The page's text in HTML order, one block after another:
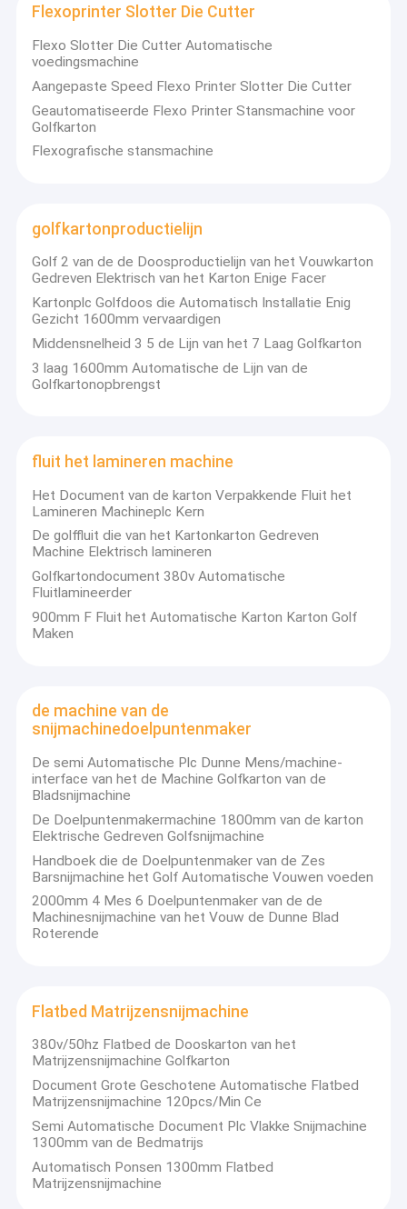
Producten
Ongeveer ons
Fabrieksreis
Kwaliteitscontrole
Contacteer ons
Nieuws
De golfmachine van de Kartondoos
de machine van de kartonomslag gluer
De Stikkende Machine van de kartondoos
Karton die Machine vastbinden
Flexoprinter Slotter Die Cutter
Flexo Slotter Die Cutter Automatische
voedingsmachine
Aangepaste Speed Flexo Printer Slotter Die Cutter
Geautomatiseerde Flexo Printer Stansmachine voor
Golfkarton
Flexografische stansmachine
golfkartonproductielijn
Golf 2 van de de Doosproductielijn van het Vouwkarton
Gedreven Elektrisch van het Karton Enige Facer
Kartonplc Golfdoos die Automatisch Installatie Enig
Gezicht 1600mm vervaardigen
Middensnelheid 3 5 de Lijn van het 7 Laag Golfkarton
3 laag 1600mm Automatische de Lijn van de
Golfkartonopbrengst
fluit het lamineren machine
Het Document van de karton Verpakkende Fluit het
Lamineren Machineplc Kern
De golffluit die van het Kartonkarton Gedreven
Machine Elektrisch lamineren
Golfkartondocument 380v Automatische
Fluitlamineerder
900mm F Fluit het Automatische Karton Karton Golf
Maken
de machine van de
snijmachinedoelpuntenmaker
De semi Automatische Plc Dunne Mens/machine-
interface van het de Machine Golfkarton van de
Bladsnijmachine
De Doelpuntenmakermachine 1800mm van de karton
Elektrische Gedreven Golfsnijmachine
Handboek die de Doelpuntenmaker van de Zes
Barsnijmachine het Golf Automatische Vouwen voeden
2000mm 4 Mes 6 Doelpuntenmaker van de de
Machinesnijmachine van het Vouw de Dunne Blad
Roterende
Flatbed Matrijzensnijmachine
380v/50hz Flatbed de Dooskarton van het
Matrijzensnijmachine Golfkarton
Document Grote Geschotene Automatische Flatbed
Matrijzensnijmachine 120pcs/Min Ce
Semi Automatische Document Plc Vlakke Snijmachine
1300mm van de Bedmatrijs
Automatisch Ponsen 1300mm Flatbed
Matrijzensnijmachine
Haohanco., Ltd is professionele vervaardiging in
Golfkartonmachine, zoals Corruated-Kartonproductielijn, Flexo-
machine heeft ISO-9001:2000certificaat. De belangrijkste
producten van de productielijn van golfkarton omvatten enige
laag, met 3 lagen, 5 laag en 7 laag Golf kartonnen Productielijn.
Ons bedrijf heeft sinds 1984 gelopen en in Cangzhou-Stad,
Hebei-Provincie gevestigd. Met sterk technologieteam, is de
deskundig. De producten is uitgevoerd naar Rusland, het
Midden-Oosten, Zuidoost-Azië en andere landen en gebieden.
De wens werkt goed over de hele wereld met bedrijfsvrienden
samen van.